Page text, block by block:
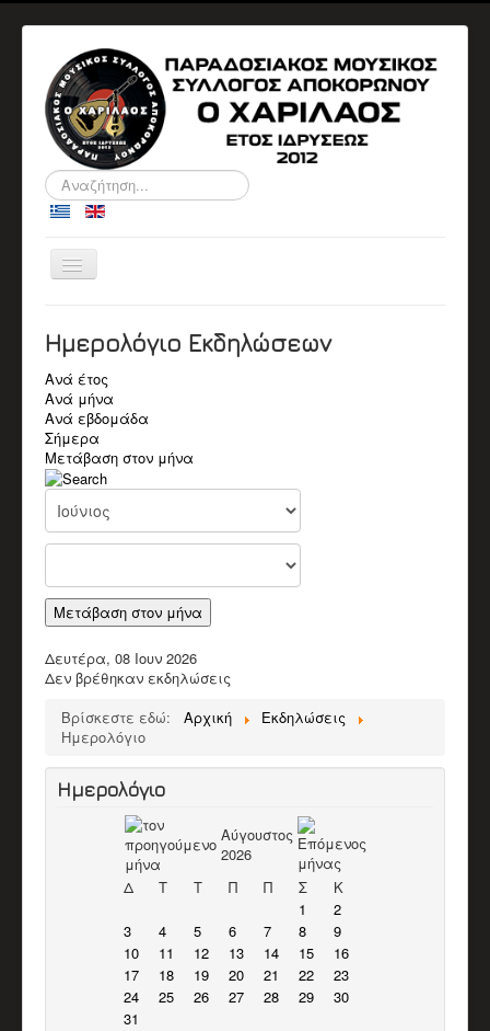
Αναζήτηση...
Εναλλαγή
πλοήγησης
Ο ΣΎΛΛΟΓΟΣ
ΠΛΗΡΟΦΟΡΙΕΣ
ΑΝΑΚΟΙΝΩΣΕΙΣ
ΕΚΔΗΛΏΣΕΙΣ
Αρχείο Εκδηλώσεων
ΒΙΟΓΡΑΦΙΚΆ
Βιογραφικά Μελών
Παλαιοί Μουσικοί
ΒΙΝΤΕΟ
Π.Μ. Σύλλογος Αποκορώνου "Ο Χαρίλαος"
Παπαδάκης Μιχάλης (Πλακιανός)
Καπόκης Δημήτρης
Καντέρης Γεώργιος (Καντερογιώργης)
Κολιακουδάκης Νικος
Κουρκουνάκης Εμμανουήλ
Διάφορα Video
ΈΡΕΥΝΑ
Ερευνητικό υλικό
Άρθρα
ΕΚΠΑΙΔΕΥΤΙΚΌ ΈΡΓΟ
Δράσεις
Υλικό
ΥΠΟΣΤΗΡΙΚΤΈΣ ΣΥΛΛΌΓΟΥ
Ημερολόγιο Εκδηλώσεων
Ανά έτος
Ανά μήνα
Ανά εβδομάδα
Σήμερα
Μετάβαση στον μήνα
Μετάβαση στον μήνα
Δευτέρα, 08 Ιουν 2026
Δεν βρέθηκαν εκδηλώσεις
Βρίσκεστε εδώ:
Αρχική
Εκδηλώσεις
Ημερολόγιο
Ημερολόγιο
Αύγουστος
2026
Δ
Τ Τ Π Π Σ
Κ
1
2
3
4 5 6 7 8
9
10
11 12 13 14 15
16
17
18 19 20 21 22
23
24
25 26 27 28 29
30
31